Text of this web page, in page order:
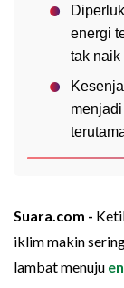
energi
tak naik
Suara.com -
iklim makin
lambat menuju